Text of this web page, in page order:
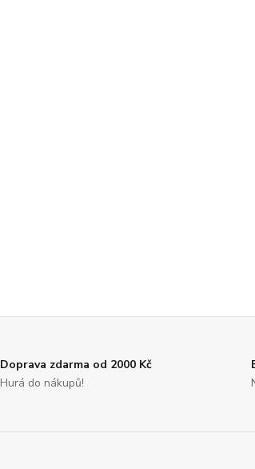
Doprava zdarma od 2000 Kč
Hurá do nákupů!